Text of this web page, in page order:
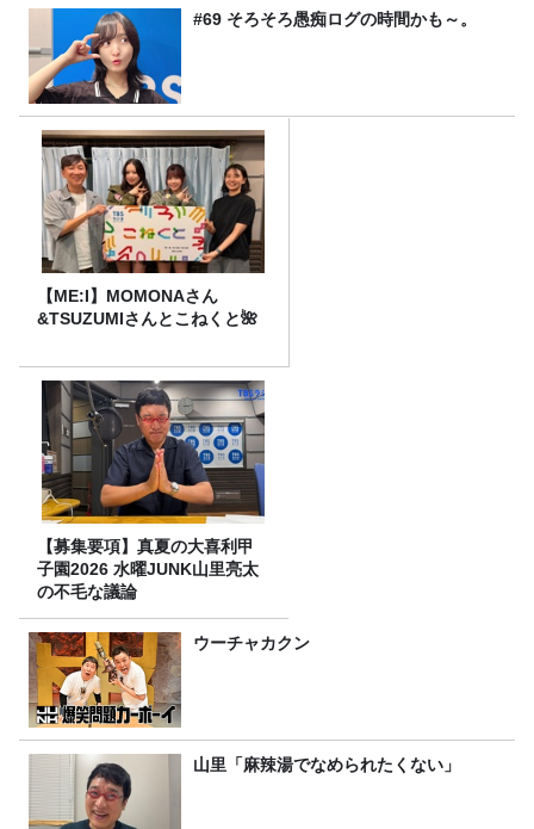
#69 そろそろ愚痴ログの時間かも～。
【ME:I】MOMONAさん
&TSUZUMIさんとこねくと🌺
【募集要項】真夏の大喜利甲
子園2026 水曜JUNK山里亮太
の不毛な議論
ウーチャカクン
山里「麻辣湯でなめられたくない」